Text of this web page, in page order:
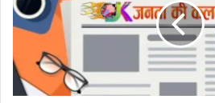
–
23
2025
से
30